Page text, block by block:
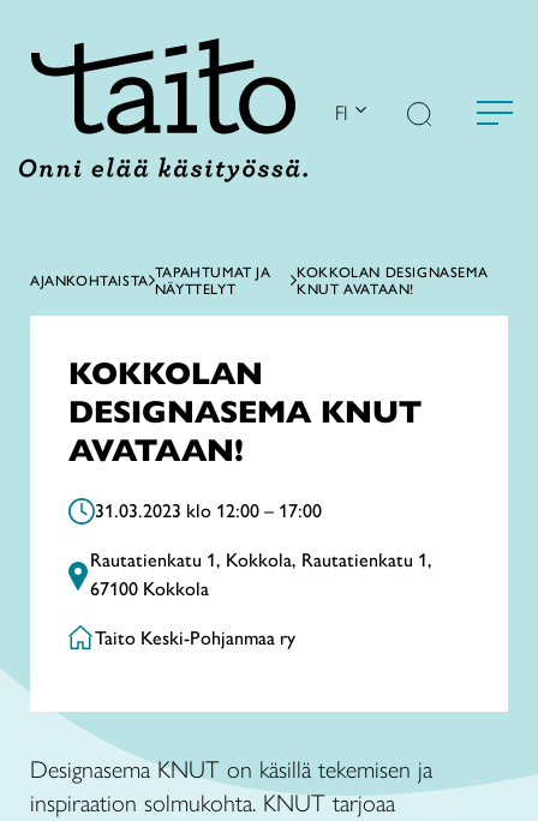
FI
AJANKOHTAISTA TAPAHTUMAT JA
NÄYTTELYT
KOKKOLAN DESIGNASEMA
KNUT AVATAAN!
KOKKOLAN
DESIGNASEMA KNUT
AVATAAN!
31.03.2023 klo 12:00 – 17:00
Rautatienkatu 1, Kokkola, Rautatienkatu 1,
67100 Kokkola
Taito Keski-Pohjanmaa ry
Designasema KNUT on käsillä tekemisen ja
inspiraation solmukohta. KNUT tarjoaa